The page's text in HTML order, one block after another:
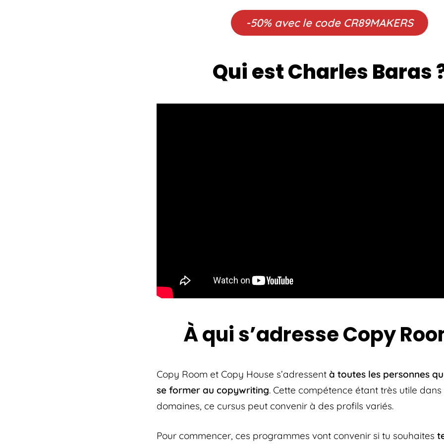
-50% avec le code CR89MAKERS
Qui est Charles Baras
À qui s’adresse Copy
Copy Room et Copy House s’adressent à toutes les personnes
se former au copywriting. Cette compétence étant très utile
domaines, ce cursus peut convenir à des profils variés.
Pour commencer, ces programmes vont convenir si tu souhaites